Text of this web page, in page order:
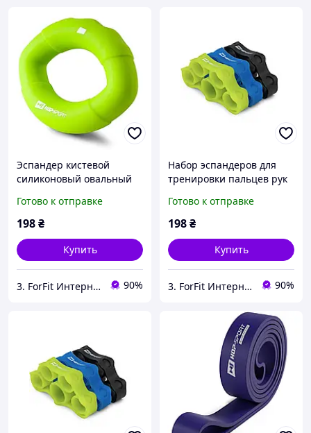
Эспандер кистевой
силиконовый овальный
S013OGелений для дома
и спортзала лучшая цена
Готово к отправке
198₴
Купить
3. ForFit Интернет-магазин спортивных товаров 90%
Набор эспандеров для
тренировки пальцев рук
M003FT р. M для дома и
спортзала лучшая цена с
Готово к отправке
198₴
Купить
3. ForFit Интернет-магазин спортивных товаров 90%